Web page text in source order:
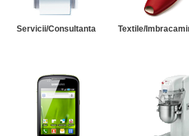
Servicii/Consultanta Textile/